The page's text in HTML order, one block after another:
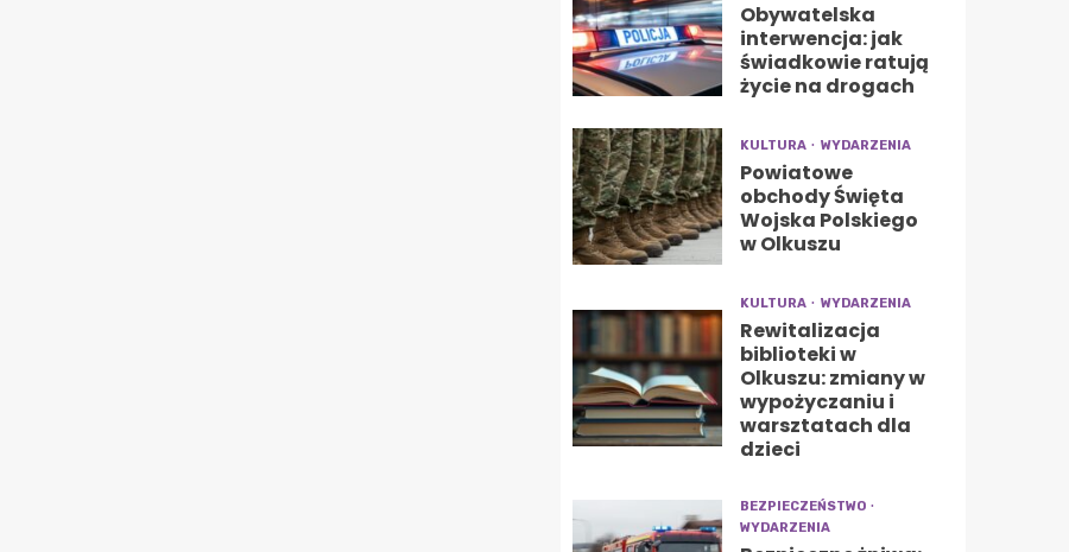
Obywatelska
interwencja: jak
świadkowie ratują
życie na drogach
KULTURA WYDARZENIA
Powiatowe
obchody Święta
Wojska Polskiego
w Olkuszu
KULTURA WYDARZENIA
Rewitalizacja
biblioteki w
Olkuszu: zmiany w
wypożyczaniu i
warsztatach dla
dzieci
BEZPIECZEŃSTWO
WYDARZENIA